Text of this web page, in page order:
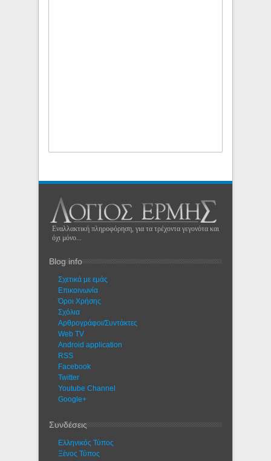
Εναλλακτική πληροφόρηση, για τα τρέχοντα γεγονότα και
όχι μόνο...
Blog info
Σχετικά με εμάς
Eπικοινωνία
Όροι Χρήσης
Σχόλια
Αρθρογράφοι/Συντάκτες
Web TV
Android application
RSS
Facebook
Twitter
Youtube Channel
Google+
Συνδέσεις
Ελληνικός Τύπος
Ξένος Τύπος